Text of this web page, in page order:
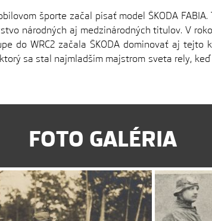
športe začal písať model ŠKODA
národných aj medzinárodných titulov. V
do WRC2 začala ŠKODA dominovať aj
sa stal najmladším majstrom sveta rely, keď
FOTO GALÉRIA